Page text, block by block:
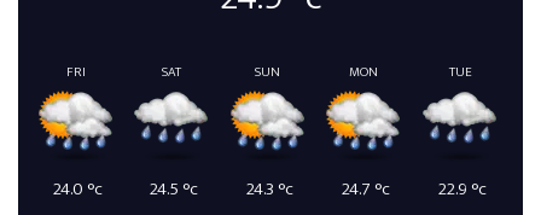
FRI
24.0 °c
SAT
24.5 °c
SUN
24.3 °c
MON
24.7 °c
TUE
22.9 °c